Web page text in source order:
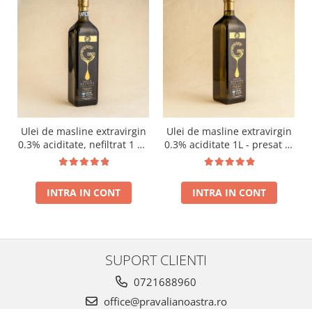
Ulei de masline extravirgin
0.3% aciditate, nefiltrat 1 L -
presat la rece RECOLTA
INTRA IN CONT
Ulei de masline extravirgin
0.3% aciditate 1L - presat la
rece RECOLTA NOUA
INTRA IN CONT
SUPORT CLIENTI
0721688960
office@pravalianoastra.ro